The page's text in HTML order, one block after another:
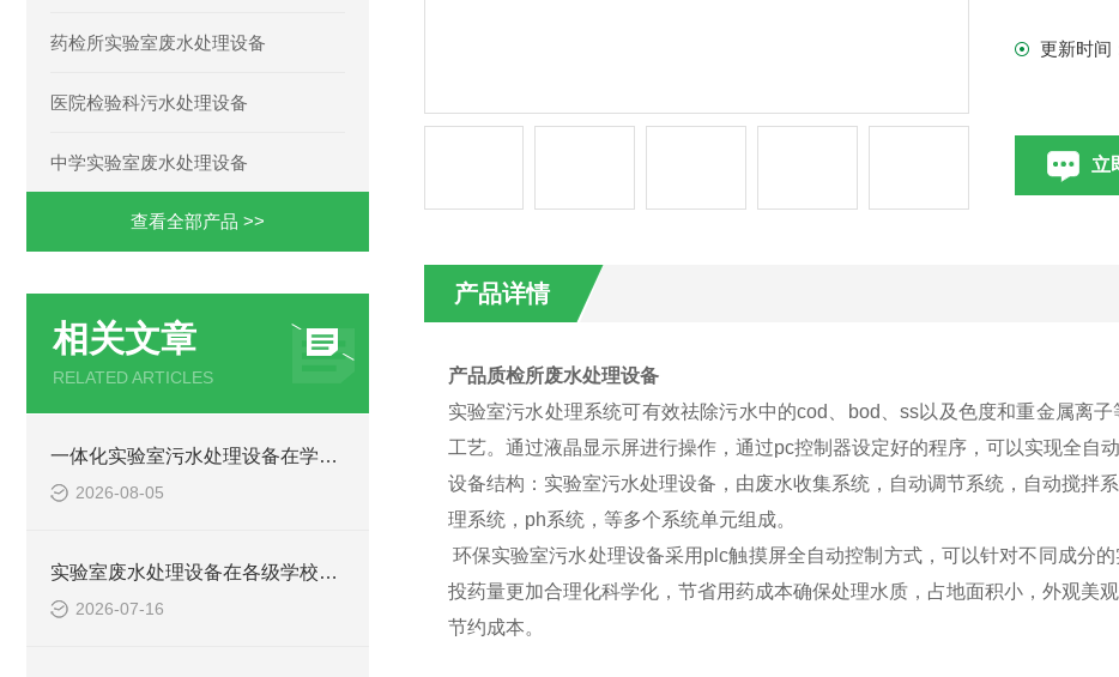
药检所实验室废水处理设备
医院检验科污水处理设备
中学实验室废水处理设备
查看全部产品 >>
相关文章
RELATED ARTICLES
一体化实验室污水处理设备在学校化学实验室的应用
2026-08-05
实验室废水处理设备在各级学校的应用
2026-07-16
更新时间
立
产品详情
产品质检所废水处理设备
实验室污水处理系统可有效祛除污水中的cod、bod、ss以及色度和重金属离
工艺。通过液晶显示屏进行操作，通过pc控制器设定好的程序，可以实现全自
设备结构： 实验室污水处理设备，由废水收集系统，自动调节系统，自动搅拌
理系统，ph系统，等多个系统单元组成。
环保实验室污水处理设备采用plc触摸屏全自动控制方式，可以针对不同成分
投药量更加合理化科学化，节省用药成本确保处理水质，占地面积小，外观美
节约成本。